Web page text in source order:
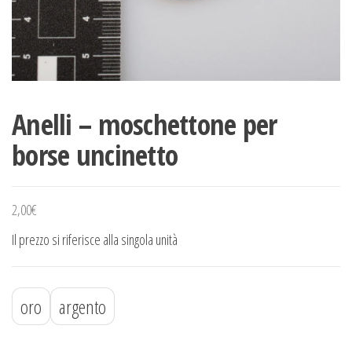
Anelli – moschettone per
borse uncinetto
2,00€
Il prezzo si riferisce alla singola unità
oro argento